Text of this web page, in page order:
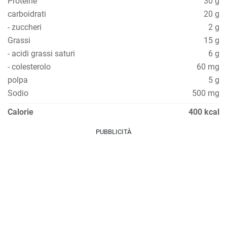
carboidrati
20 g
- zuccheri
2 g
Grassi
15 g
- acidi grassi saturi
6 g
- colesterolo
60 mg
polpa
5 g
Sodio
500 mg
Calorie
400 kcal
PUBBLICITÀ